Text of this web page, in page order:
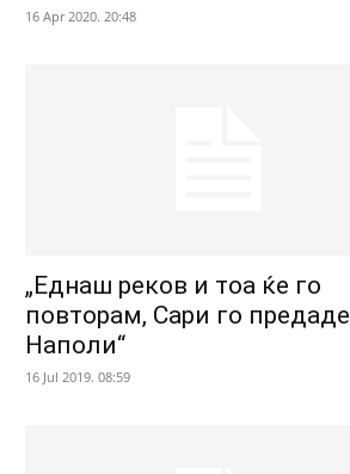
16 Apr 2020. 20:48
„Еднаш реков и тоа ќе го
повторам, Сари го предаде
Наполи“
16 Jul 2019. 08:59